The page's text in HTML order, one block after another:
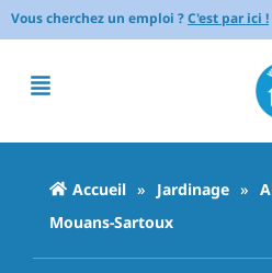
Vous cherchez un emploi ?C'est par ici !
Accueil » Jardinage »
Mouans-Sartoux